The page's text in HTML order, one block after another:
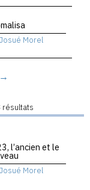
Josué Morel
→
résultats
l’ancien et le
Josué Morel